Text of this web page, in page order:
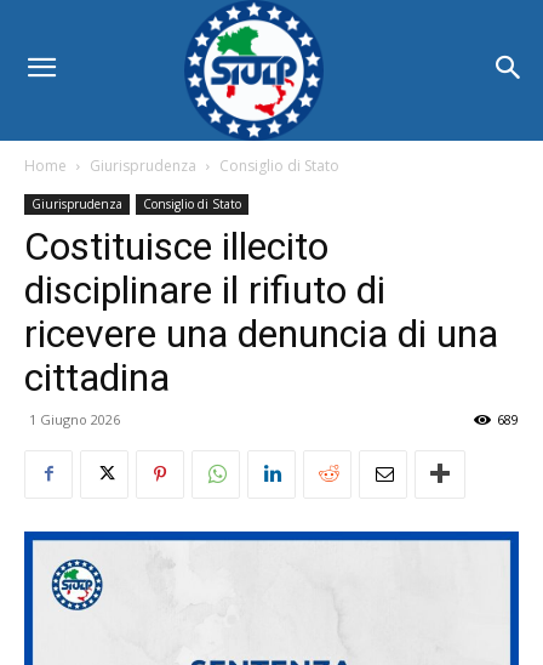
Home Giurisprudenza Consiglio di Stato
Giurisprudenza Consiglio di Stato
Costituisce illecito
disciplinare il rifiuto di
ricevere una denuncia di una
cittadina
1 Giugno 2026 689